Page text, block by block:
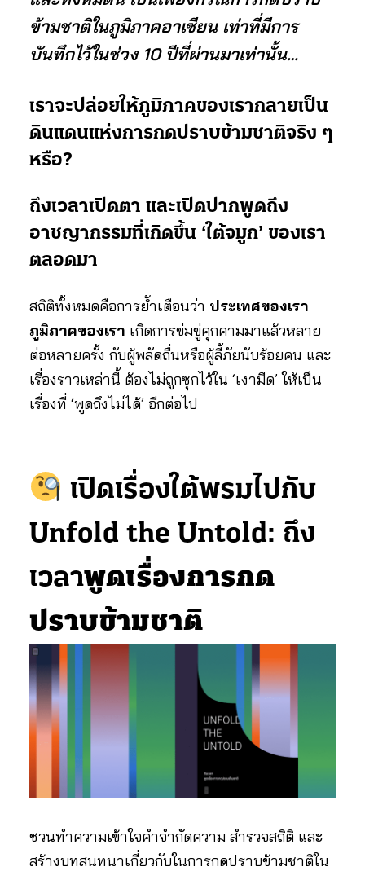
ข้ามชาติในภูมิภาคอาเซียน เท่าที่มีการ
บันทึกไว้ในช่วง 10 ปีที่ผ่านมาเท่านั้น…
เราจะปล่อยให้ภูมิภาคของเรากลายเป็น
ดินแดนแห่งการกดปราบข้ามชาติจริง ๆ
หรือ?
ถึงเวลาเปิดตา และเปิดปากพูดถึง
อาชญากรรมที่เกิดขึ้น ‘ใต้จมูก’ ของเรา
ตลอดมา
สถิติทั้งหมดคือการย้ำเตือนว่า ประเทศของเรา
ภูมิภาคของเรา เกิดการข่มขู่คุกคามมาแล้วหลาย
ต่อหลายครั้ง กับผู้พลัดถื่นหรือผู้ลี้ภัยนับร้อยคน และ
เรื่องราวเหล่านี้ ต้องไม่ถูกซุกไว้ใน ‘เงามืด’ ให้เป็น
เรื่องที่ ‘พูดถึงไม่ได้’ อีกต่อไป
เปิดเรื่องใต้พรมไปกับ
Unfold the Untold: ถึง
เวลาพูดเรื่องการกด
ปราบข้ามชาติ
ชวนทำความเข้าใจคำจำกัดความ สำรวจสถิติ และ
สร้างบทสนทนาเกี่ยวกับในการกดปราบข้ามชาติใน